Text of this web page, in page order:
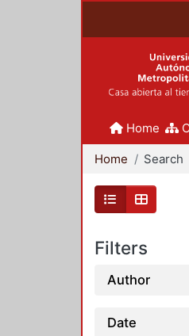
Home
Home Search
Filters
Author
Date